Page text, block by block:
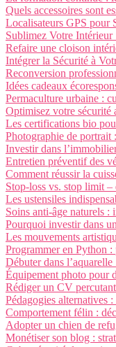
Quels accessoires sont
Localisateurs GPS pour
Sublimez Votre
Refaire une cloison
Intégrer la Sécurité à
Reconversion
Idées cadeaux
Permaculture urbaine :
Optimisez votre sécurité
Les certifications bio
Photographie de portrait
Investir dans
Entretien préventif des
Comment réussir la
Stop-loss vs. stop limit
Les ustensiles
Soins anti-âge naturels :
Pourquoi investir dans
Les mouvements
Programmer en Python :
Débuter dans
Équipement photo pour
Rédiger un CV
Pédagogies alternatives
Comportement félin :
Adopter un chien de
Monétiser son blog :